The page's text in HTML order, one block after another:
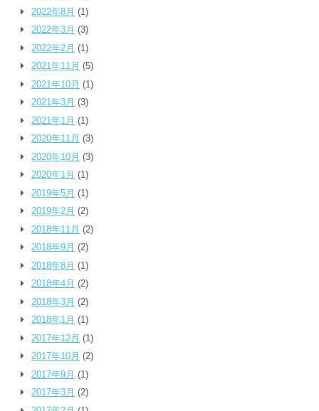
2022年8月 (1)
2022年3月 (3)
2022年2月 (1)
2021年11月 (5)
2021年10月 (1)
2021年3月 (3)
2021年1月 (1)
2020年11月 (3)
2020年10月 (3)
2020年1月 (1)
2019年5月 (1)
2019年2月 (2)
2018年11月 (2)
2018年9月 (2)
2018年8月 (1)
2018年4月 (2)
2018年3月 (2)
2018年1月 (1)
2017年12月 (1)
2017年10月 (2)
2017年9月 (1)
2017年3月 (2)